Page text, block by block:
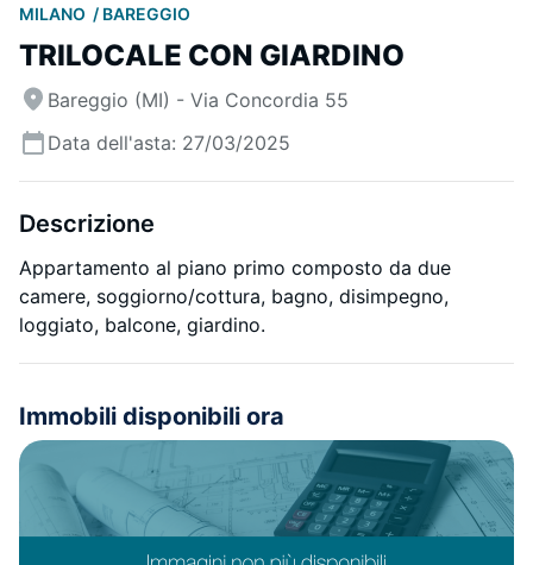
MILANO BAREGGIO
TRILOCALE CON GIARDINO
Bareggio (MI) - Via Concordia 55
Data dell'asta: 27/03/2025
Descrizione
Appartamento al piano primo composto da due
camere, soggiorno/cottura, bagno, disimpegno,
loggiato, balcone, giardino.
Immobili disponibili ora